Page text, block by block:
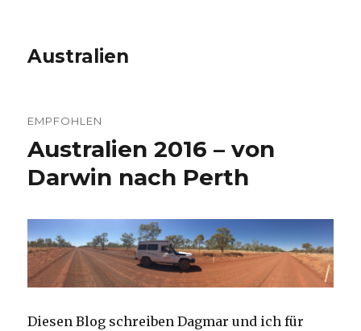
Australien
EMPFOHLEN
Australien 2016 – von
Darwin nach Perth
Diesen Blog schreiben Dagmar und ich für